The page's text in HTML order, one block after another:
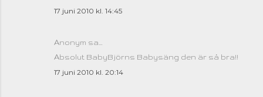
17 juni 2010 kl. 14:45
Anonym sa…
Absolut BabyBjörns Babysäng den är så bra!!
17 juni 2010 kl. 20:14